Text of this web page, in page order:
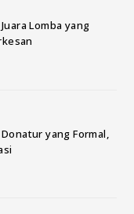
Lomba yang
yang Formal,